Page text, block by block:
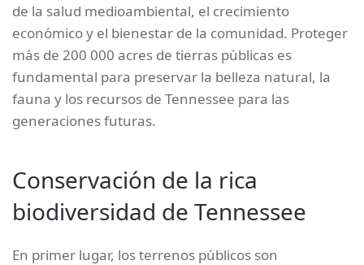
de la salud medioambiental, el crecimiento
económico y el bienestar de la comunidad. Proteger
más de 200 000 acres de tierras públicas es
fundamental para preservar la belleza natural, la
fauna y los recursos de Tennessee para las
generaciones futuras.
Conservación de la rica
biodiversidad de Tennessee
En primer lugar, los terrenos públicos son